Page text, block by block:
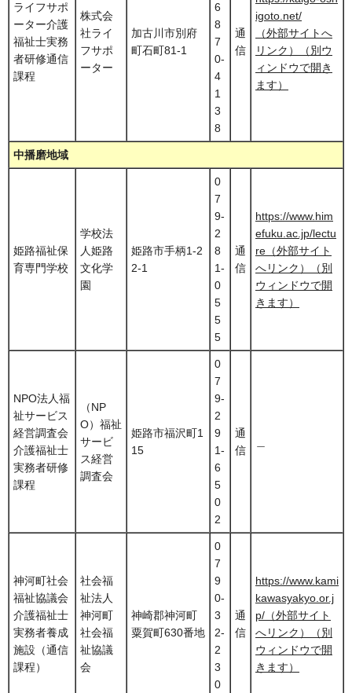
ライフサポ
ーター介護
福祉士実務
者研修通信
課程
株式会
社ライ
フサポ
ーター
加古川市別府
町石町81-1
6
8
7
0-
4
1
3
8
通
信
igoto.net/
（外部サイトへ
リンク）（別ウ
ィンドウで開き
ます）
中播磨地域
姫路福祉保
育専門学校
学校法
人姫路
文化学
園
姫路市手柄1-2
2-1
0
7
9-
2
8
1-
0
5
5
5
通
信
https://www.him
efuku.ac.jp/lectu
re（外部サイト
へリンク）（別
ウィンドウで開
きます）
NPO法人福
祉サービス
経営調査会
介護福祉士
実務者研修
課程
（NP
O）福祉
サービ
ス経営
調査会
姫路市福沢町1
15
0
7
9-
2
9
1-
6
5
0
2
通
信
神河町社会
福祉協議会
介護福祉士
実務者養成
施設（通信
課程）
社会福
祉法人
神河町
社会福
祉協議
会
神崎郡神河町
粟賀町630番地
0
7
9
0-
3
2-
2
3
0
通
信
https://www.kami
kawasyakyo.or.j
p/（外部サイト
へリンク）（別
ウィンドウで開
きます）